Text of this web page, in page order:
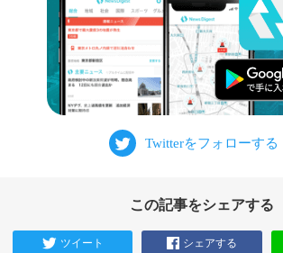
この記事をシェアする
ツイート シェアする